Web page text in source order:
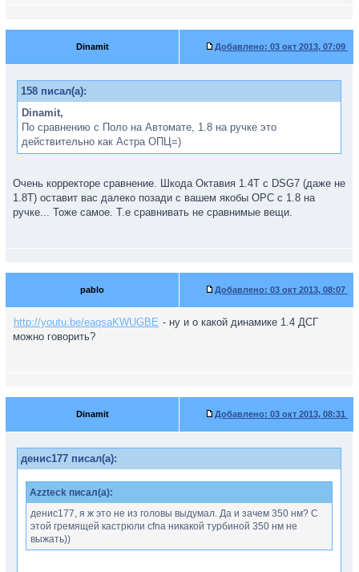
Dinamit Добавлено: 03 окт 2013, 07:09
158 писал(а):
Dinamit,
По сравнению с Поло на Автомате, 1.8 на ручке это
действительно как Астра ОПЦ=)
Очень корректоре сравнение. Шкода Октавия 1.4T с DSG7 (даже не
1.8Т) оставит вас далеко позади с вашем якобы OPC с 1.8 на
ручке... Тоже самое. Т.е сравнивать не сравнимые вещи.
pablo Добавлено: 03 окт 2013, 08:07
http://youtu.be/eaqsaKWUGBE - ну и о какой динамике 1.4 ДСГ
можно говорить?
Dinamit Добавлено: 03 окт 2013, 08:31
денис177 писал(а):
Azzteck писал(а):
денис177, я ж это не из головы выдумал. Да и зачем 350 нм? С
этой гремящей кастрюли cfna никакой турбиной 350 нм не
выжать))